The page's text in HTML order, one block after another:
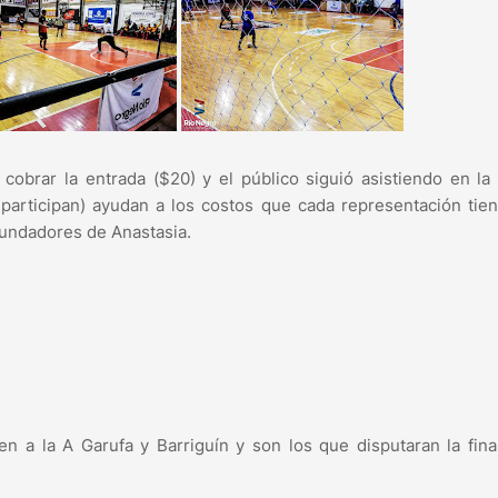
la entrada ($20) y el público siguió asistiendo en la
ayudan a los costos que cada representación
de Anastasia.
a la A Garufa y Barriguín y son los que disputaran la